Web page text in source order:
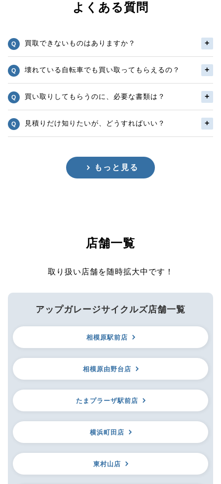
よくある質問
買取できないものはありますか？
壊れている自転車でも買い取ってもらえるの？
買い取りしてもらうのに、必要な書類は？
見積りだけ知りたいが、どうすればいい？
もっと見る
店舗一覧
取り扱い店舗を随時拡大中です！
アップガレージサイクルズ店舗一覧
相模原駅前店
相模原由野台店
たまプラーザ駅前店
横浜町田店
東村山店